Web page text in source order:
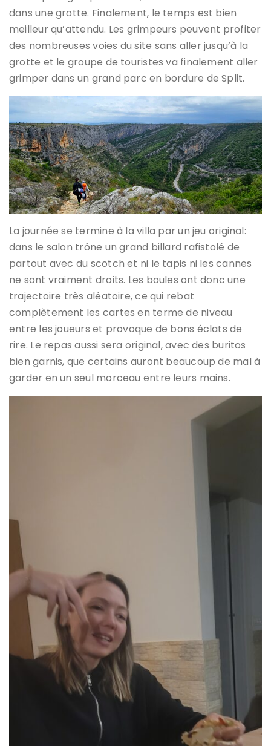
dans une grotte. Finalement, le temps est bien
meilleur qu’attendu. Les grimpeurs peuvent profiter
des nombreuses voies du site sans aller jusqu’à la
grotte et le groupe de touristes va finalement aller
grimper dans un grand parc en bordure de Split.
La journée se termine à la villa par un jeu original:
dans le salon trône un grand billard rafistolé de
partout avec du scotch et ni le tapis ni les cannes
ne sont vraiment droits. Les boules ont donc une
trajectoire très aléatoire, ce qui rebat
complètement les cartes en terme de niveau
entre les joueurs et provoque de bons éclats de
rire. Le repas aussi sera original, avec des buritos
bien garnis, que certains auront beaucoup de mal à
garder en un seul morceau entre leurs mains.